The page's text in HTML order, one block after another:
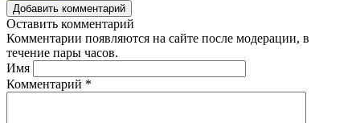
Добавить комментарий
Оставить комментарий
Комментарии появляются на сайте после модерации, в
течение пары часов.
Имя
Комментарий *